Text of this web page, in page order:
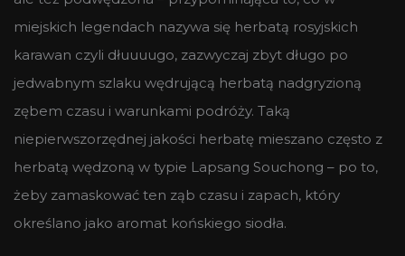
miejskich legendach nazywa się herbatą rosyjskich
karawan czyli dłuuuugo, zazwyczaj zbyt długo po
jedwabnym szlaku wędrującą herbatą nadgryzioną
zębem czasu i warunkami podróży. Taką
niepierwszorzędnej jakości herbatę mieszano często z
herbatą wędzoną w typie Lapsang Souchong – po to,
żeby zamaskować ten ząb czasu i zapach, który
określano jako aromat końskiego siodła.